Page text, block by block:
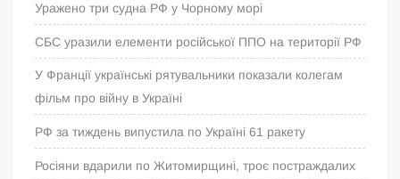
Уражено три судна РФ у Чорному морі
СБС уразили елементи російської ППО на території РФ
У Франції українські рятувальники показали колегам
фільм про війну в Україні
РФ за тиждень випустила по Україні 61 ракету
Росіяни вдарили по Житомирщині, троє постраждалих